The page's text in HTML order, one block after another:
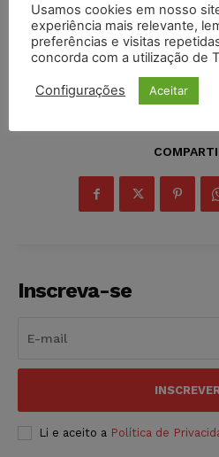
Inscreva-se
Li e aceito a Política de
Usamos cookies em nosso
experiência mais relevante,
preferências e visitas
concorda com a utilização de
Configurações Aceitar